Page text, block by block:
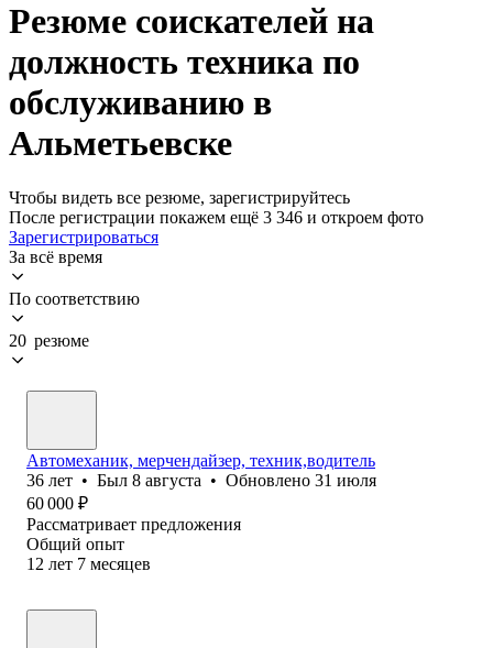
Резюме соискателей на
должность техника по
обслуживанию в
Альметьевске
Чтобы видеть все резюме, зарегистрируйтесь
После регистрации покажем ещё 3 346 и откроем фото
Зарегистрироваться
За всё время
По соответствию
20 резюме
Автомеханик, мерчендайзер, техник,водитель
36 лет • Был 8 августа • Обновлено 31 июля
60 000 ₽
Рассматривает предложения
Общий опыт
12 лет 7 месяцев